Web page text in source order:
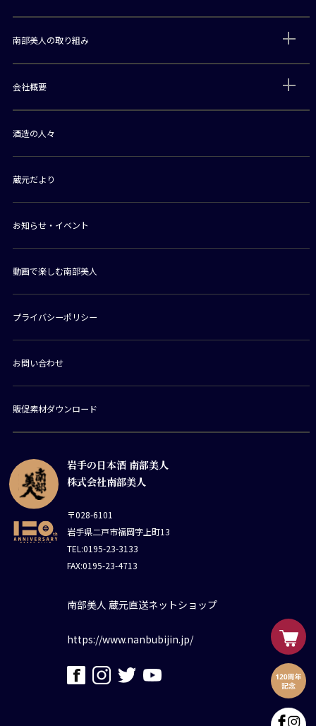
岩手の日本酒 南部美人
株式会社南部美人
〒028-6101
岩手県二戸市福岡字上町13
TEL:0195-23-3133
FAX:0195-23-4713
南部美人 蔵元直送ネットショップ
https://www.nanbubijin.jp/
南部美人の取り組み
会社概要
酒造の人々
蔵元だより
お知らせ・イベント
動画で楽しむ南部美人
プライバシーポリシー
お問い合わせ
販促素材ダウンロード